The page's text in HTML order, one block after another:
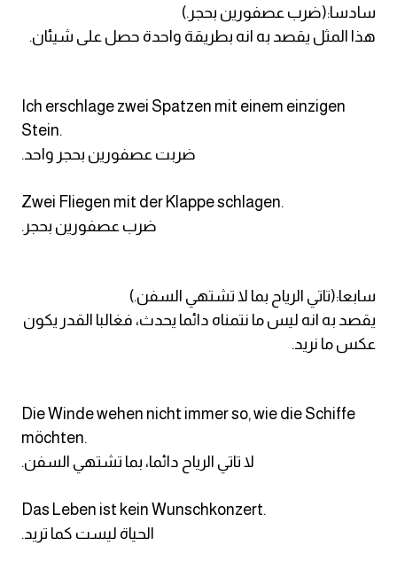
سادسا:(ضرب عصفورين بحجر.)
هذا المثل يقصد به انه بطريقة واحدة حصل على شيئان.
Ich erschlage zwei Spatzen mit einem einzigen
Stein.
.ضربت عصفورين بحجر واحد
Zwei Fliegen mit der Klappe schlagen.
.ضرب عصفورين بحجر
سابعا:(تاتي الرياح بما لا تشتهي السفن.)
يقصد به انه ليس ما نتمناه دائما يحدث، فغالبا القدر يكون
عكس ما نريد.
Die Winde wehen nicht immer so, wie die Schiffe
möchten.
.لا تاتي الرياح دائما، بما تشتهي السفن
Das Leben ist kein Wunschkonzert.
.الحياة ليست كما تريد